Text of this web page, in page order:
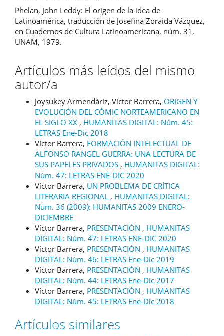
Phelan, John Leddy: El origen de la idea de
Latinoamérica, traducción de Josefina Zoraida Vázquez,
en Cuadernos de Cultura Latinoamericana, núm. 31,
UNAM, 1979.
Artículos más leídos del mismo
autor/a
Joysukey Armendáriz, Víctor Barrera, ORIGEN Y
EVOLUCIÓN DEL CÓMIC NORTEAMERICANO EN
EL SIGLO XX , HUMANITAS DIGITAL: Núm. 45:
LETRAS Ene-Dic 2018
Víctor Barrera, FORMACIÓN INTELECTUAL DE
ALFONSO RANGEL GUERRA: UNA LECTURA DE
SUS PAPELES PRIVADOS , HUMANITAS DIGITAL:
Núm. 47: LETRAS ENE-DIC 2020
Víctor Barrera, UN PROBLEMA DE CRÍTICA
LITERARIA REGIONAL , HUMANITAS DIGITAL:
Núm. 36 (2009): HUMANITAS 2009 ENERO-
DICIEMBRE
Víctor Barrera, PRESENTACIÓN , HUMANITAS
DIGITAL: Núm. 47: LETRAS ENE-DIC 2020
Víctor Barrera, PRESENTACIÓN , HUMANITAS
DIGITAL: Núm. 46: LETRAS Ene-Dic 2019
Víctor Barrera, PRESENTACIÓN , HUMANITAS
DIGITAL: Núm. 44: LETRAS Ene-Dic 2017
Víctor Barrera, PRESENTACIÓN , HUMANITAS
DIGITAL: Núm. 45: LETRAS Ene-Dic 2018
Artículos similares